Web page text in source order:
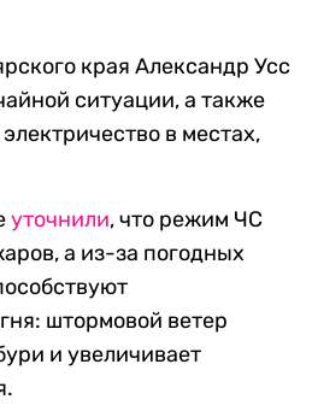
края Александр Усс
ситуации, а также
в местах,
уточнили, что режим ЧС
а из-за погодных
штормовой ветер
и увеличивает